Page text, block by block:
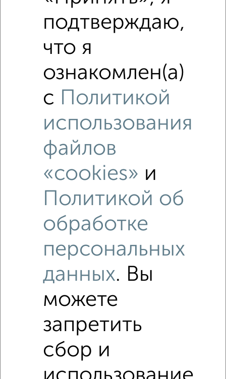
4 200 000
Это предложение
Средняя цена по городу
4‑комнатные квартиры недалеко от
Рядом, с меньшей ценой
Недалеко от с ценой ниже
подтверждаю,
что я
ознакомлен(а)
с Политикой
использования
файлов
«cookies» и
Политикой об
обработке
персональных
данных. Вы
можете
запретить
сбор и